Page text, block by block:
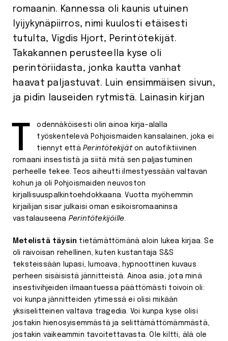
romaanin. Kannessa oli kaunis utuinen
lyijykynäpiirros, nimi kuulosti etäisesti
tutulta, Vigdis Hjort, Perintötekijät.
Takakannen perusteella kyse oli
perintöriidasta, jonka kautta vanhat
haavat paljastuvat. Luin ensimmäisen sivun,
ja pidin lauseiden rytmistä. Lainasin kirjan
Todennäköisesti olin ainoa kirja-alalla
työskentelevä Pohjoismaiden kansalainen, joka ei
tiennyt että Perintötekijäton autofiktiivinen
romaani insestistä ja siitä mitä sen paljastuminen
perheelle tekee. Teos aiheutti ilmestyessään valtavan
kohun ja oli Pohjoismaiden neuvoston
kirjallisuuspalkintoehdokkaana. Vuotta myöhemmin
kirjailijan sisar julkaisi oman esikoisromaaninsa
vastalauseena Perintötekijöille.
Metelistä täysin tietämättömänä aloin lukea kirjaa. Se
oli raivoisan rehellinen, kuten kustantaja S&S
teksteissään lupasi, lumoava, hypnoottinen kuvaus
perheen sisäisistä jännitteistä. Ainoa asia, jota minä
insestivihjeiden ilmaantuessa päättömästi toivoin oli:
voi kunpa jännitteiden ytimessä ei olisi mikään
yksiselitteinen valtava tragedia. Voi kunpa kyse olisi
jostakin hienosyisemmästä ja selittämättömämmästä,
jostakin vaikeammin tavoitettavasta. Ole kiltti, älä ole